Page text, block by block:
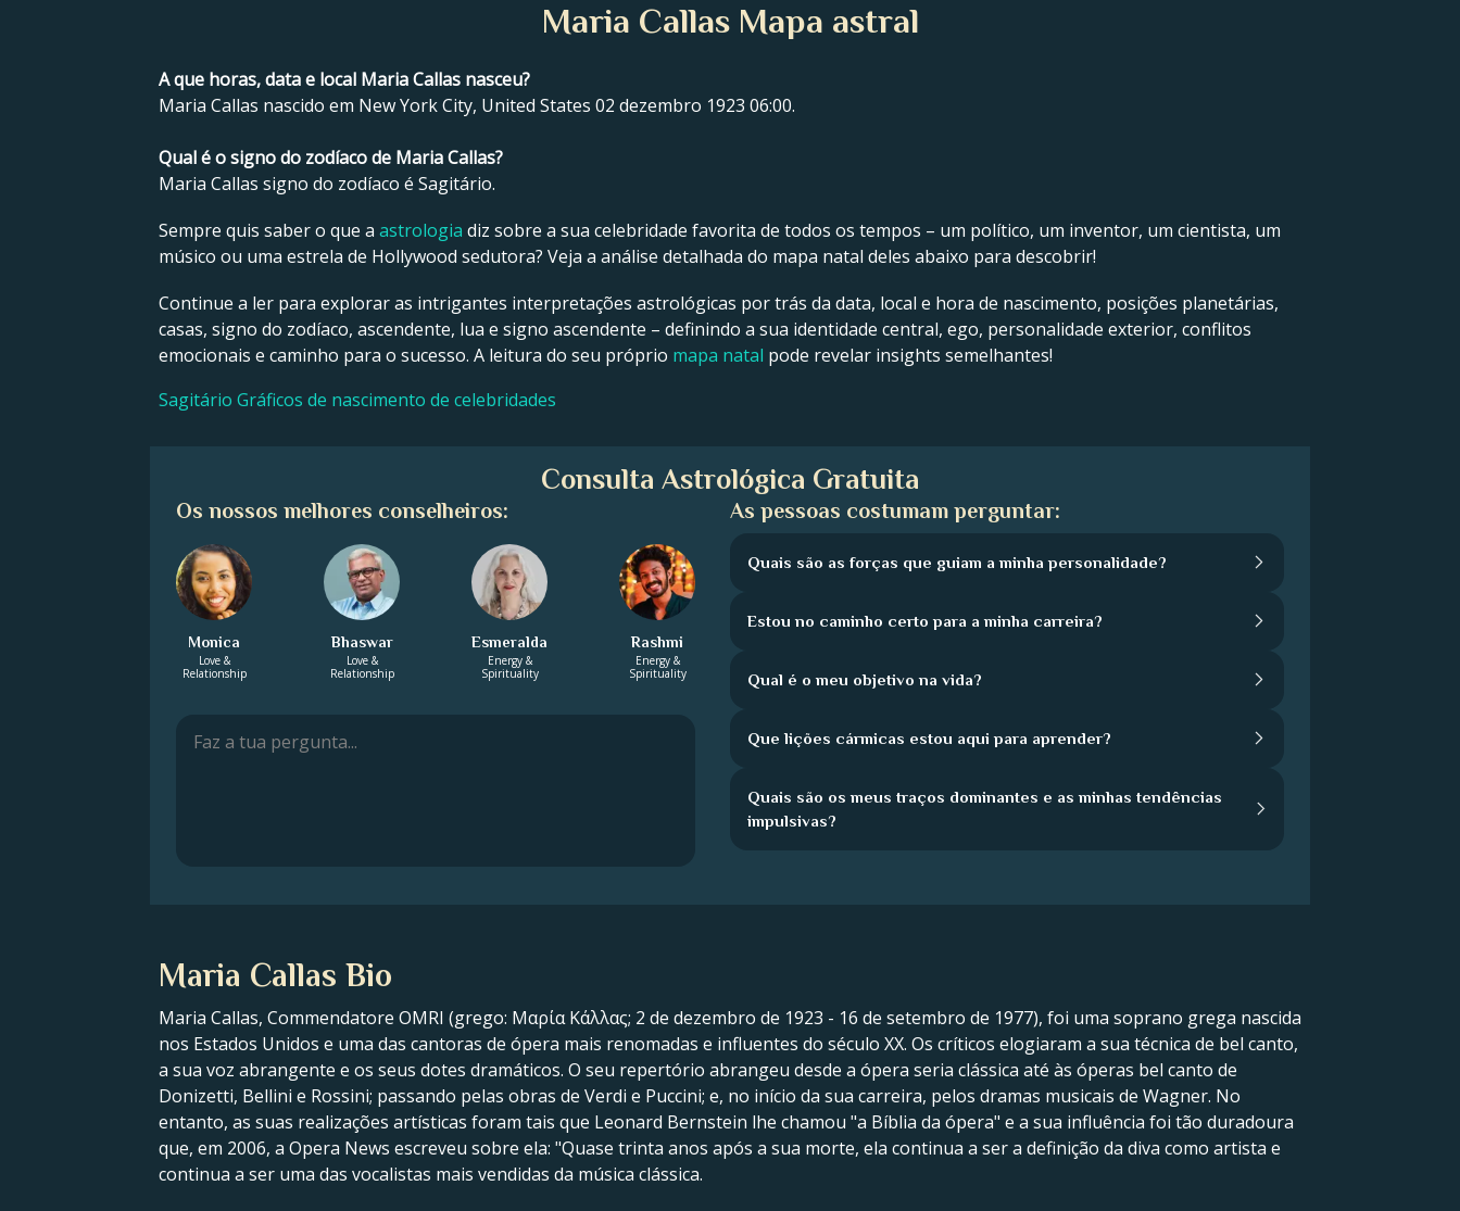
Maria Callas Mapa astral
A que horas, data e local Maria Callas nasceu?
Maria Callas nascido em New York City, United States 02 dezembro 1923 06:00.
Qual é o signo do zodíaco de Maria Callas?
Maria Callas signo do zodíaco é Sagitário.
Sempre quis saber o que a astrologia diz sobre a sua celebridade favorita de todos os tempos – um político, um inventor, um cientista, um
músico ou uma estrela de Hollywood sedutora? Veja a análise detalhada do mapa natal deles abaixo para descobrir!
Continue a ler para explorar as intrigantes interpretações astrológicas por trás da data, local e hora de nascimento, posições planetárias,
casas, signo do zodíaco, ascendente, lua e signo ascendente – definindo a sua identidade central, ego, personalidade exterior, conflitos
emocionais e caminho para o sucesso. A leitura do seu próprio mapa natal pode revelar insights semelhantes!
Sagitário Gráficos de nascimento de celebridades
Consulta Astrológica Gratuita
Os nossos melhores conselheiros:
Monica
Love &
Relationship
Bhaswar
Love &
Relationship
Esmeralda
Energy &
Spirituality
Rashmi
Energy &
Spirituality
As pessoas costumam perguntar:
Quais são as forças que guiam a minha personalidade?
Estou no caminho certo para a minha carreira?
Qual é o meu objetivo na vida?
Que lições cármicas estou aqui para aprender?
Quais são os meus traços dominantes e as minhas tendências
impulsivas?
Maria Callas Bio
Maria Callas, Commendatore OMRI (grego: Μαρία Κάλλας; 2 de dezembro de 1923 - 16 de setembro de 1977), foi uma soprano grega nascida
nos Estados Unidos e uma das cantoras de ópera mais renomadas e influentes do século XX. Os críticos elogiaram a sua técnica de bel canto,
a sua voz abrangente e os seus dotes dramáticos. O seu repertório abrangeu desde a ópera seria clássica até às óperas bel canto de
Donizetti, Bellini e Rossini; passando pelas obras de Verdi e Puccini; e, no início da sua carreira, pelos dramas musicais de Wagner. No
entanto, as suas realizações artísticas foram tais que Leonard Bernstein lhe chamou "a Bíblia da ópera" e a sua influência foi tão duradoura
que, em 2006, a Opera News escreveu sobre ela: "Quase trinta anos após a sua morte, ela continua a ser a definição da diva como artista e
continua a ser uma das vocalistas mais vendidas da música clássica.